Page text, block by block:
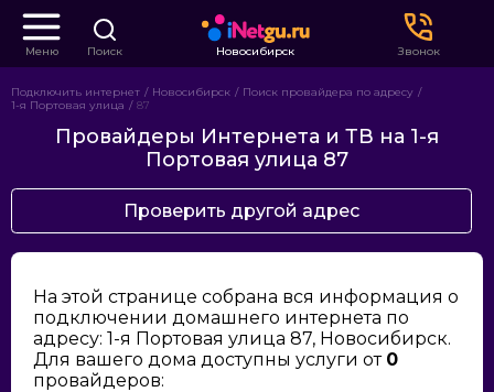
Меню Поиск Новосибирск Звонок
Подключить интернет Новосибирск
Поиск провайдера по адресу
1-я Портовая улица
87
Провайдеры Интернета и ТВ на 1-я
Портовая улица 87
Проверить другой адрес
На этой странице собрана вся информация о
подключении домашнего интернета по
адресу: 1-я Портовая улица 87, Новосибирск.
Для вашего дома доступны услуги от 0
провайдеров: